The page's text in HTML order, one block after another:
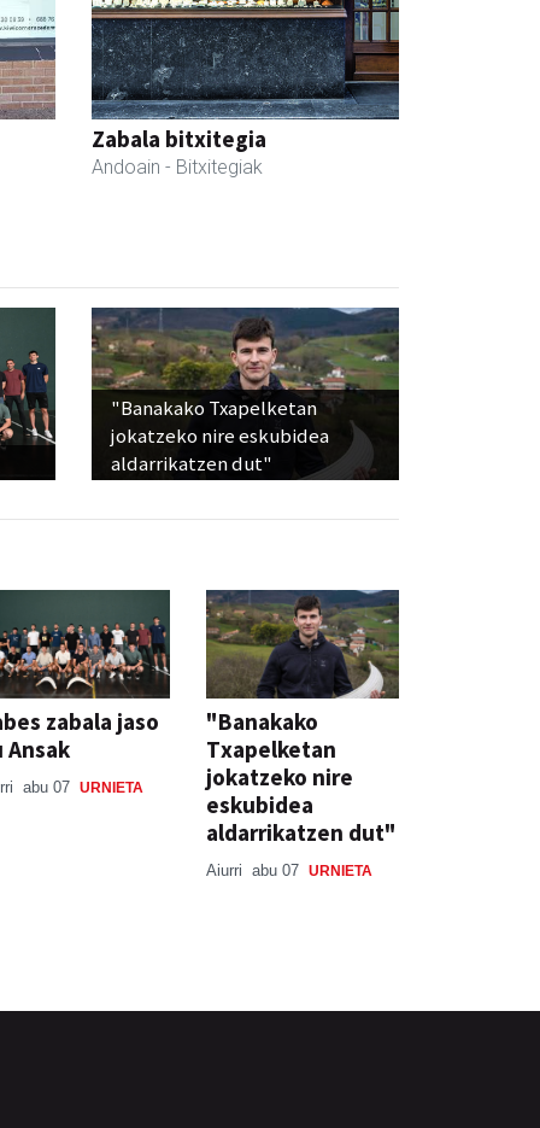
Zabala bitxitegia
Andoain - Bitxitegiak
"Banakako Txapelketan
jokatzeko nire eskubidea
aldarrikatzen dut"
zabala jaso
Ansak
abu 07 URNIETA
"Banakako
Txapelketan
jokatzeko nire
eskubidea
aldarrikatzen dut"
Aiurri abu 07 URNIETA